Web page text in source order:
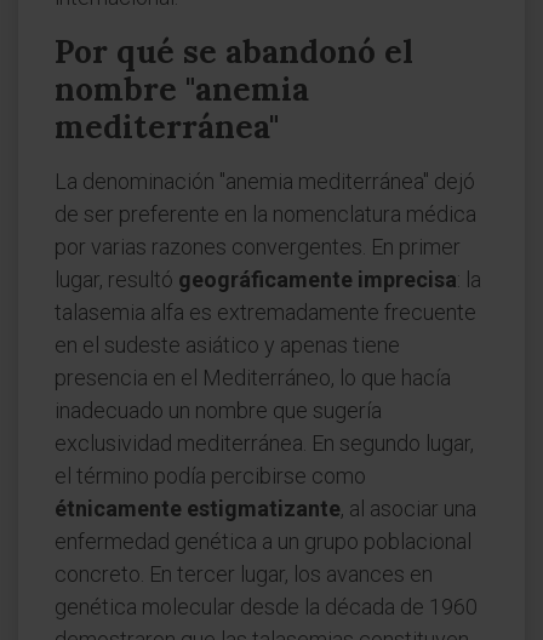
Por qué se abandonó el
nombre "anemia
mediterránea"
La denominación "anemia mediterránea" dejó
de ser preferente en la nomenclatura médica
por varias razones convergentes. En primer
lugar, resultó geográficamente imprecisa: la
talasemia alfa es extremadamente frecuente
en el sudeste asiático y apenas tiene
presencia en el Mediterráneo, lo que hacía
inadecuado un nombre que sugería
exclusividad mediterránea. En segundo lugar,
el término podía percibirse como
étnicamente estigmatizante, al asociar una
enfermedad genética a un grupo poblacional
concreto. En tercer lugar, los avances en
genética molecular desde la década de 1960